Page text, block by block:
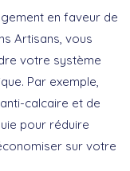
en faveur de
Artisans, vous
votre système
Par exemple,
calcaire et de
pour réduire
sur votre